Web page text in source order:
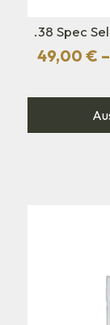
.38 Spec
49,00 € –